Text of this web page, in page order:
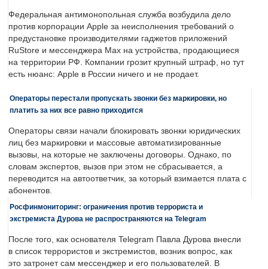
Федеральная антимонопольная служба возбудила дело
против корпорации Apple за неисполнения требований о
предустановке производителями гаджетов приложений
RuStore и мессенджера Max на устройства, продающиеся
на территории РФ. Компании грозит крупный штраф, но тут
есть нюанс: Apple в России ничего и не продает.
Операторы перестали пропускать звонки без маркировки, но
платить за них все равно приходится
Операторы связи начали блокировать звонки юридических
лиц без маркировки и массовые автоматизированные
вызовы, на которые не заключены договоры. Однако, по
словам экспертов, вызов при этом не сбрасывается, а
переводится на автоответчик, за который взимается плата с
абонентов.
Росфинмониторинг: ограничения против террориста и
экстремиста Дурова не распространяются на Telegram
После того, как основателя Telegram Павла Дурова внесли
в список террористов и экстремистов, возник вопрос, как
это затронет сам мессенджер и его пользователей. В